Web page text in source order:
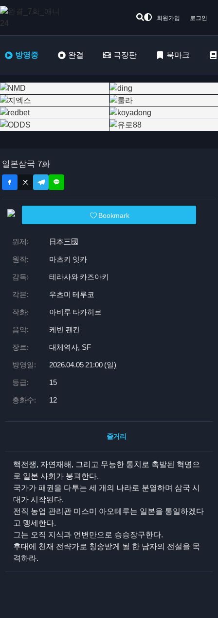
회원가입 로그인
방영중 완결 극장판 북마크
일본삼국 7화
Bookmark
원제: 日本三國
원작: 마츠키 잇카
감독: 테라사와 카즈아키
각본: 우츠미 테루코
작화: 아비루 타카히로
음악: 케빈 펜킨
장르: 대체역사, SF
방영일: 2026.04.05 21:00 (일)
등급: 15
총화수: 12
줄거리
핵전쟁, 자연재해, 그리고 무능한 통치로 촉발된 혁명으
로 일본 사회가 붕괴한다.
국가가 패권을 다투는 세 개의 나라로 분열하며 삼국 시
대가 시작된다.
전직 농업 관리관 미스미 아오테루는 일본을 통일하겠다
고 맹세한다.
그는 오직 지식과 언변만으로 승승장구한다.
후대에 천재 전략가로 칭송받게 될 한 남자의 전설을 목
격하라.